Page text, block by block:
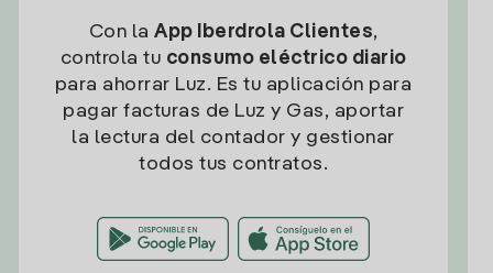
Con la App Iberdrola Clientes,
controla tu consumo eléctrico diario
para ahorrar Luz. Es tu aplicación para
pagar facturas de Luz y Gas, aportar
la lectura del contador y gestionar
todos tus contratos.